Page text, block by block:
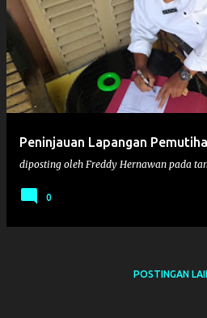
Peninjauan Lapangan
diposting oleh Freddy Hernawan pada
0
POSTINGAN